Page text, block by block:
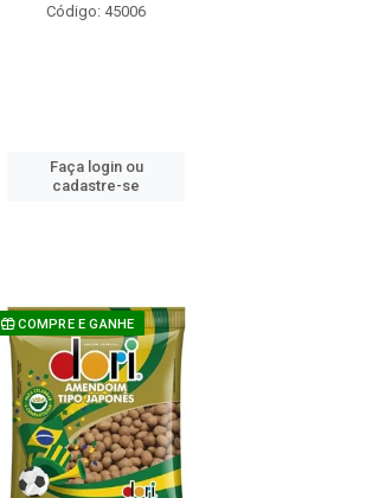
Código: 45006
Faça login ou
cadastre-se
COMPRE E GANHE